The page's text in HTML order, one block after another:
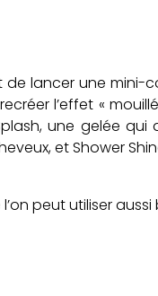
de lancer une
l’effet «
une gelée
et Shower
peut utiliser